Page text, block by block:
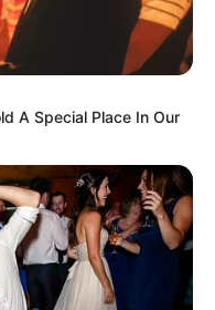
ρωσική στρατηγική
το Κουρσκ- Μια...
A Special Place In Our